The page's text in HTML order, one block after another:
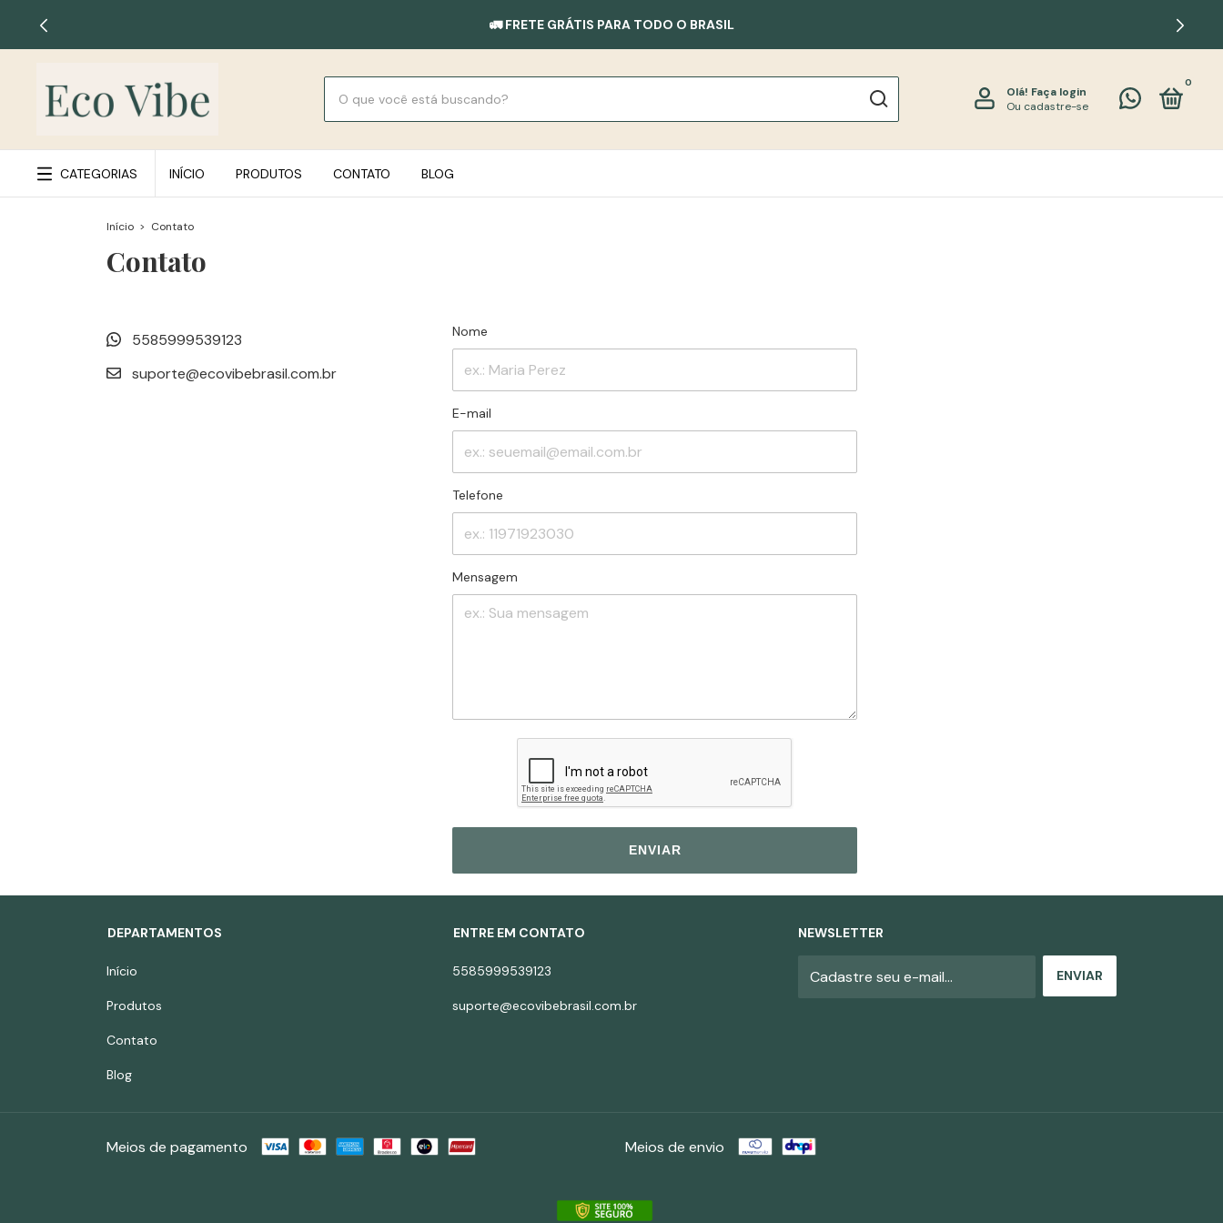
🚛 FRETE GRÁTIS PARA TODO O BRASIL
Olá! Faça login
Ou cadastre-se
0
CATEGORIAS INÍCIO PRODUTOS CONTATO BLOG
Início > Contato
Contato
5585999539123
suporte@ecovibebrasil.com.br
Nome
E-mail
Telefone
Mensagem
ENVIAR
DEPARTAMENTOS
Início
Produtos
Contato
Blog
ENTRE EM CONTATO
5585999539123
suporte@ecovibebrasil.com.br
NEWSLETTER
Meios de pagamento Meios de envio